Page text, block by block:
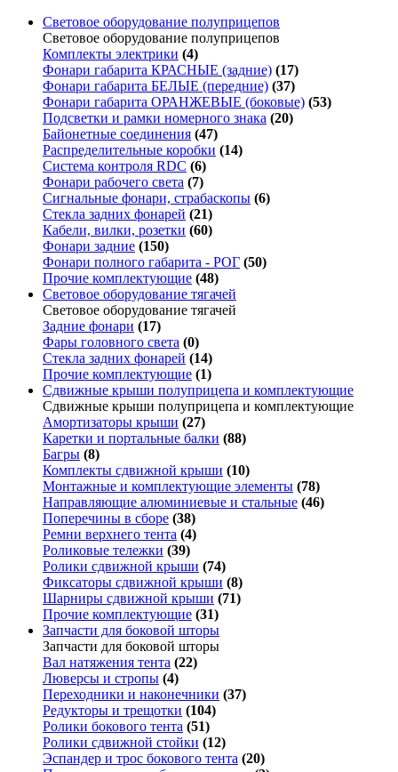
Световое оборудование полуприцепов
Световое оборудование полуприцепов
Комплекты электрики (4)
Фонари габарита КРАСНЫЕ (задние) (17)
Фонари габарита БЕЛЫЕ (передние) (37)
Фонари габарита ОРАНЖЕВЫЕ (боковые) (53)
Подсветки и рамки номерного знака (20)
Байонетные соединения (47)
Распределительные коробки (14)
Система контроля RDC (6)
Фонари рабочего света (7)
Сигнальные фонари, страбаскопы (6)
Стекла задних фонарей (21)
Кабели, вилки, розетки (60)
Фонари задние (150)
Фонари полного габарита - РОГ (50)
Прочие комплектующие (48)
Световое оборудование тягачей
Световое оборудование тягачей
Задние фонари (17)
Фары головного света (0)
Стекла задних фонарей (14)
Прочие комплектующие (1)
Сдвижные крыши полуприцепа и комплектующие
Сдвижные крыши полуприцепа и комплектующие
Амортизаторы крыши (27)
Каретки и портальные балки (88)
Багры (8)
Комплекты сдвижной крыши (10)
Монтажные и комплектующие элементы (78)
Направляющие алюминиевые и стальные (46)
Поперечины в сборе (38)
Ремни верхнего тента (4)
Роликовые тележки (39)
Ролики сдвижной крыши (74)
Фиксаторы сдвижной крыши (8)
Шарниры сдвижной крыши (71)
Прочие комплектующие (31)
Запчасти для боковой шторы
Запчасти для боковой шторы
Вал натяжения тента (22)
Люверсы и стропы (4)
Переходники и наконечники (37)
Редукторы и трещотки (104)
Ролики бокового тента (51)
Ролики сдвижной стойки (12)
Эспандер и трос бокового тента (20)